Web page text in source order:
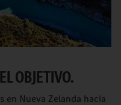
OBJETIVO.
Nueva Zelanda hacia